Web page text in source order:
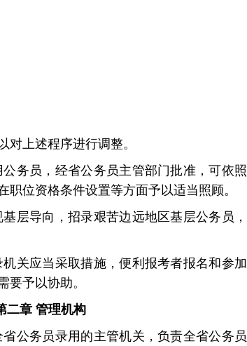
对上述程序进行调整。
务员，经省公务员主管部门批准，可依照
位资格条件设置等方面予以适当照顾。
层导向，招录艰苦边远地区基层公务员，
关应当采取措施，便利报考者报名和参加
要予以协助。
二章 管理机构
公务员录用的主管机关，负责全省公务员